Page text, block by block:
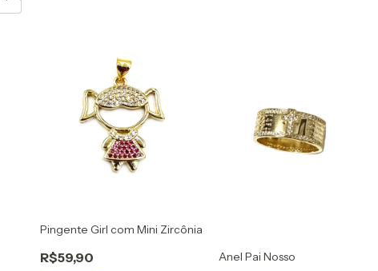
Pingente Girl com Mini Zircônia
R$59,90 Anel Pai Nosso